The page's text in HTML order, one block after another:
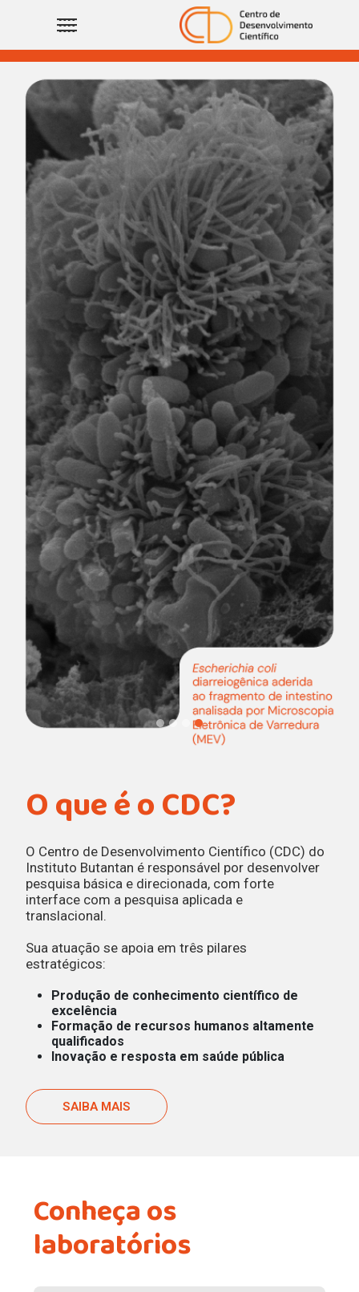
Centro de
Desenvolvimento
Científico do Instituto
Butantan
avanço da ciência e da saúde
O que é o CDC?
O Centro de Desenvolvimento Científico (CDC) do
Instituto Butantan é responsável por desenvolver
pesquisa básica e direcionada, com forte
interface com a pesquisa aplicada e
translacional.
Sua atuação se apoia em três pilares
estratégicos:
Produção de conhecimento científico de
excelência
Formação de recursos humanos altamente
qualificados
Inovação e resposta em saúde pública
SAIBA MAIS
Conheça os
laboratórios